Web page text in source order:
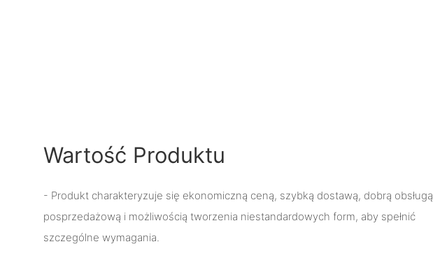
Wartość Produktu
- Produkt charakteryzuje się ekonomiczną ceną, szybką dostawą, dobrą obsługą
posprzedażową i możliwością tworzenia niestandardowych form, aby spełnić
szczególne wymagania.